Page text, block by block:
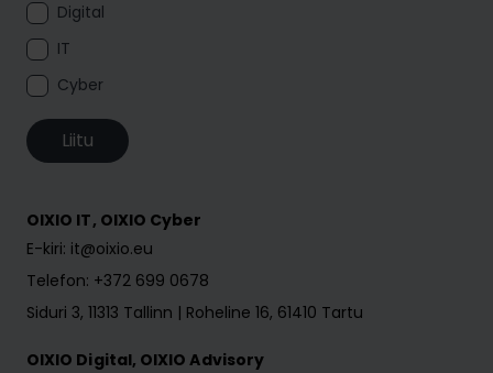
Digital
IT
Cyber
Liitu
OIXIO IT, OIXIO Cyber
E-kiri: it@oixio.eu
Telefon: +372 699 0678
Siduri 3, 11313 Tallinn | Roheline 16, 61410 Tartu
OIXIO Digital, OIXIO Advisory